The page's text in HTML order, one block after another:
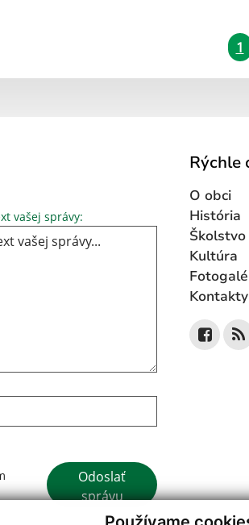
1
vašej správy: Text vašej správy...
Google reCaptcha Response
Odoslať
správu
Rýchle
O obci
História
Školstvo
Kultúra
Kontakty